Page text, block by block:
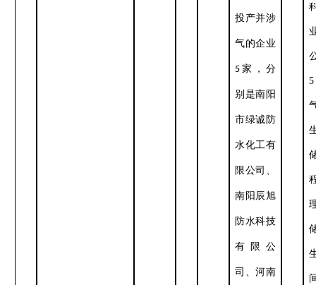
投产并涉
气的企业
5 家 ， 分
别是南阳
市绿诚防
水化工有
限公司、
南阳辰旭
防水科技
有限公
司、河南
5